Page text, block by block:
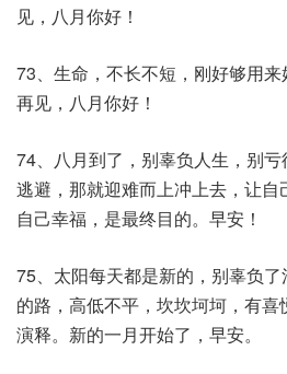
见，八月你好！
73、生命，不长不短，刚好够用
再见，八月你好！
74、八月到了，别辜负人生，别
逃避，那就迎难而上冲上去，让
自己幸福，是最终目的。早安！
75、太阳每天都是新的，别辜负
的路，高低不平，坎坎坷坷，有
演释。新的一月开始了，早安。